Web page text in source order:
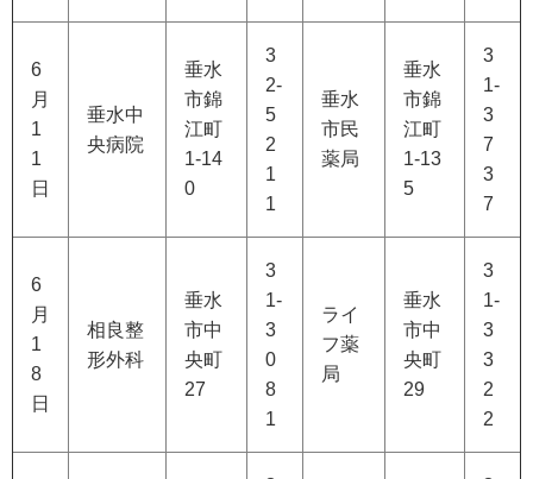
6
月
1
1
日
垂水中
央病院
垂水
市錦
江町
1-14
0
3
2-
5
2
1
1
垂水
市民
薬局
垂水
市錦
江町
1-13
5
3
1-
3
7
3
7
6
月
1
8
日
相良整
形外科
垂水
市中
央町
27
3
1-
3
0
8
1
ライ
フ薬
局
垂水
市中
央町
29
3
1-
3
3
2
2